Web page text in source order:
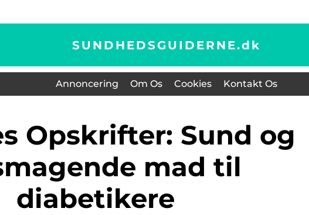
SUNDHEDSGUIDERNE.dk
Annoncering Om Os Cookies Kontakt Os
mad til
diabetikere